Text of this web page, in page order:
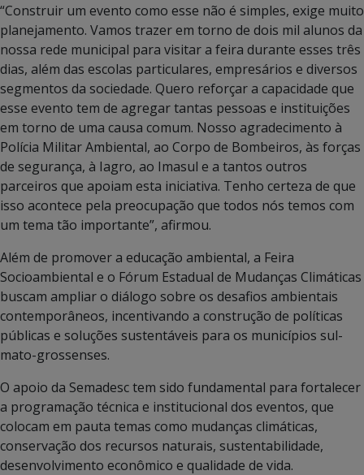
“Construir um evento como esse não é simples, exige muito
planejamento. Vamos trazer em torno de dois mil alunos da
nossa rede municipal para visitar a feira durante esses três
dias, além das escolas particulares, empresários e diversos
segmentos da sociedade. Quero reforçar a capacidade que
esse evento tem de agregar tantas pessoas e instituições
em torno de uma causa comum. Nosso agradecimento à
Polícia Militar Ambiental, ao Corpo de Bombeiros, às forças
de segurança, à Iagro, ao Imasul e a tantos outros
parceiros que apoiam esta iniciativa. Tenho certeza de que
isso acontece pela preocupação que todos nós temos com
um tema tão importante”, afirmou.
Além de promover a educação ambiental, a Feira
Socioambiental e o Fórum Estadual de Mudanças Climáticas
buscam ampliar o diálogo sobre os desafios ambientais
contemporâneos, incentivando a construção de políticas
públicas e soluções sustentáveis para os municípios sul-
mato-grossenses.
O apoio da Semadesc tem sido fundamental para fortalecer
a programação técnica e institucional dos eventos, que
colocam em pauta temas como mudanças climáticas,
conservação dos recursos naturais, sustentabilidade,
desenvolvimento econômico e qualidade de vida.